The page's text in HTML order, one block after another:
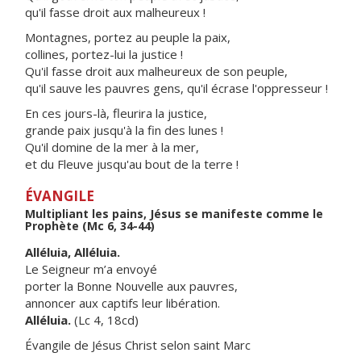
qu'il fasse droit aux malheureux !
Montagnes, portez au peuple la paix,
collines, portez-lui la justice !
Qu'il fasse droit aux malheureux de son peuple,
qu'il sauve les pauvres gens, qu'il écrase l'oppresseur !
En ces jours-là, fleurira la justice,
grande paix jusqu'à la fin des lunes !
Qu'il domine de la mer à la mer,
et du Fleuve jusqu'au bout de la terre !
ÉVANGILE
Multipliant les pains, Jésus se manifeste comme le
Prophète (Mc 6, 34-44)
Alléluia, Alléluia.
Le Seigneur m’a envoyé
porter la Bonne Nouvelle aux pauvres,
annoncer aux captifs leur libération.
Alléluia. (Lc 4, 18cd)
Évangile de Jésus Christ selon saint Marc